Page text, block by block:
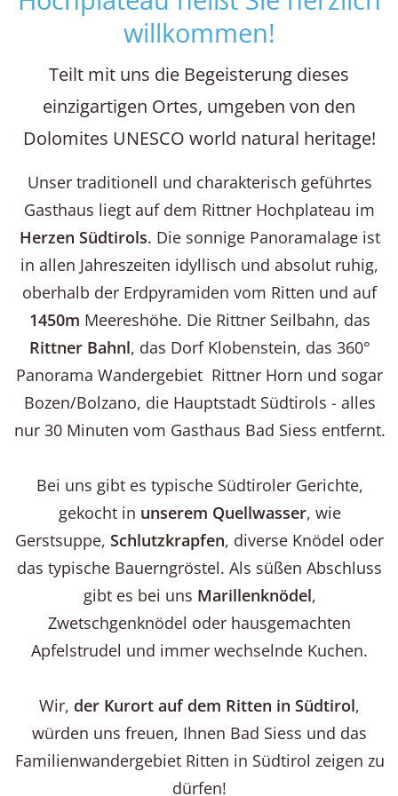
willkommen!
Teilt mit uns die Begeisterung dieses
einzigartigen Ortes, umgeben von den
Dolomites UNESCO world natural heritage!
Unser traditionell und charakterisch geführtes
Gasthaus liegt auf dem Rittner Hochplateau im
Herzen Südtirols. Die sonnige Panoramalage ist
in allen Jahreszeiten idyllisch und absolut ruhig,
oberhalb der Erdpyramiden vom Ritten und auf
1450m Meereshöhe. Die Rittner Seilbahn, das
Rittner Bahnl, das Dorf Klobenstein, das 360°
Panorama Wandergebiet Rittner Horn und sogar
Bozen/Bolzano, die Hauptstadt Südtirols - alles
nur 30 Minuten vom Gasthaus Bad Siess entfernt.
Bei uns gibt es typische Südtiroler Gerichte,
gekocht in unserem Quellwasser, wie
Gerstsuppe, Schlutzkrapfen, diverse Knödel oder
das typische Bauerngröstel. Als süßen Abschluss
gibt es bei uns Marillenknödel,
Zwetschgenknödel oder hausgemachten
Apfelstrudel und immer wechselnde Kuchen.
Wir, der Kurort auf dem Ritten in Südtirol,
würden uns freuen, Ihnen Bad Siess und das
Familienwandergebiet Ritten in Südtirol zeigen zu
dürfen!